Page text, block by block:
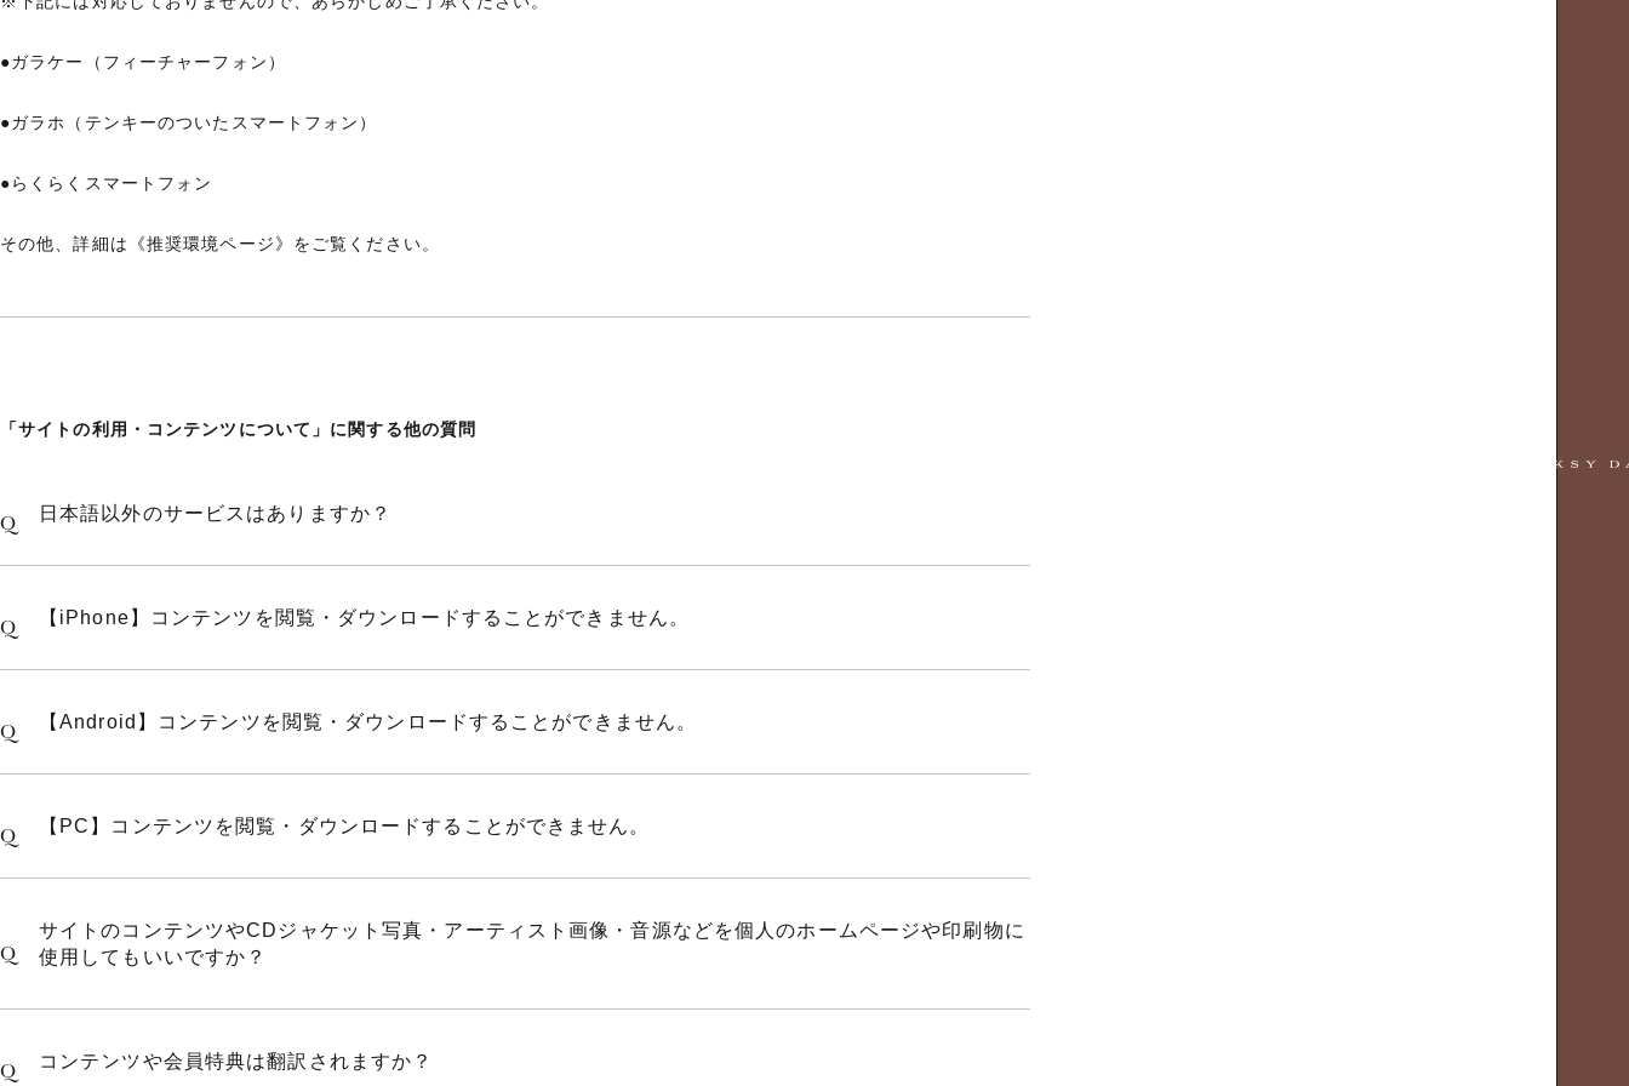
●ガラケー（フィーチャーフォン）
●ガラホ（テンキーのついたスマートフォン）
●らくらくスマートフォン
その他、詳細は《推奨環境ページ》をご覧ください。
「サイトの利用・コンテンツについて」に関する他の質問
Q 日本語以外のサービスはありますか？
Q 【iPhone】コンテンツを閲覧・ダウンロードすることができません。
Q 【Android】コンテンツを閲覧・ダウンロードすることができません。
Q 【PC】コンテンツを閲覧・ダウンロードすることができません。
Q
サイトのコンテンツやCDジャケット写真・アーティスト画像・音源などを個人のホームページや印刷物に
使用してもいいですか？
Q コンテンツや会員特典は翻訳されますか？